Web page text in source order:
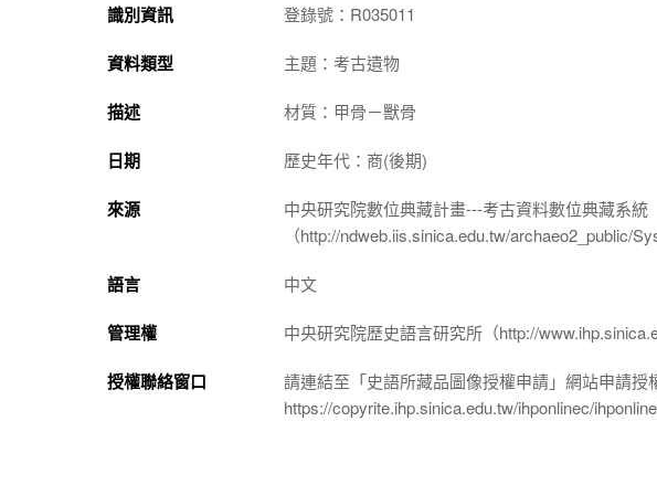
識別資訊 登錄號：R035011
資料類型 主題：考古遺物
描述 材質：甲骨－獸骨
日期 歷史年代：商(後期)
來源
中央研究院數位典藏計畫---考古資料數位典藏系統
（http://ndweb.iis.sinica.edu.tw/archaeo2_public/
語言 中文
管理權 中央研究院歷史語言研究所（http://
授權聯絡窗口
請連結至「史語所藏品圖像授權申請」網站申請授
https://copyrite.ihp.sinica.edu.tw/ihponlinec/